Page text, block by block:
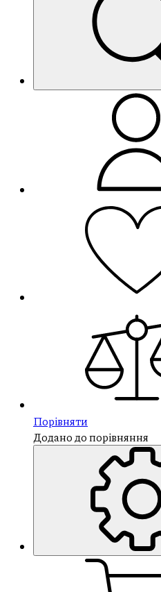
Порівняти
Додано до порівняння